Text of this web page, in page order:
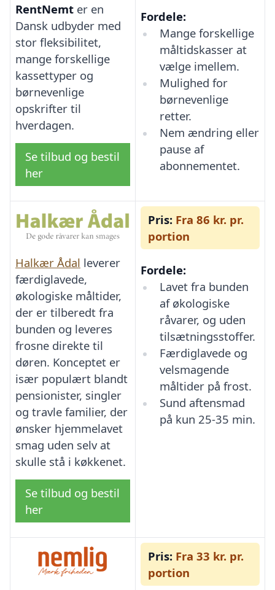
RentNemt er en
Dansk udbyder med
stor fleksibilitet,
mange forskellige
kassettyper og
børnevenlige
opskrifter til
hverdagen.
Se tilbud og bestil
her
Fordele:
Mange forskellige
måltidskasser at
vælge imellem.
Mulighed for
børnevenlige
retter.
Nem ændring eller
pause af
abonnementet.
Halkær Ådal leverer
færdiglavede,
økologiske måltider,
der er tilberedt fra
bunden og leveres
frosne direkte til
døren. Konceptet er
især populært blandt
pensionister, singler
og travle familier, der
ønsker hjemmelavet
smag uden selv at
skulle stå i køkkenet.
Se tilbud og bestil
her
Pris: Fra 86 kr. pr.
portion
Fordele:
Lavet fra bunden
af økologiske
råvarer, og uden
tilsætningsstoffer.
Færdiglavede og
velsmagende
måltider på frost.
Sund aftensmad
på kun 25-35 min.
Pris: Fra 33 kr. pr.
portion